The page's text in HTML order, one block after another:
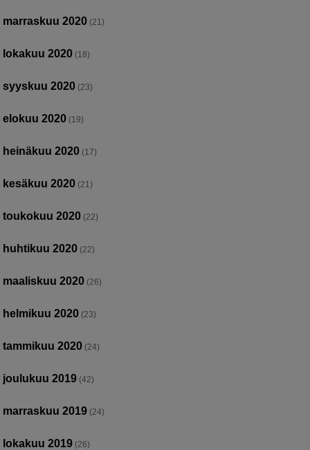
marraskuu 2020 (21)
lokakuu 2020 (18)
syyskuu 2020 (23)
elokuu 2020 (19)
heinäkuu 2020 (17)
kesäkuu 2020 (21)
toukokuu 2020 (22)
huhtikuu 2020 (22)
maaliskuu 2020 (26)
helmikuu 2020 (23)
tammikuu 2020 (24)
joulukuu 2019 (42)
marraskuu 2019 (24)
lokakuu 2019 (26)